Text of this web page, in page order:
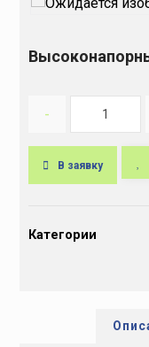
-
В заявку
tКатегории